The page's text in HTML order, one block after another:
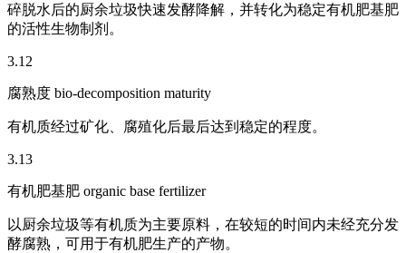
碎脱水后的厨余垃圾快速发酵降解，并转化为稳定有机肥基肥
的活性生物制剂。
3.12
腐熟度 bio-decomposition maturity
有机质经过矿化、腐殖化后最后达到稳定的程度。
3.13
有机肥基肥 organic base fertilizer
以厨余垃圾等有机质为主要原料，在较短的时间内未经充分发
酵腐熟，可用于有机肥生产的产物。